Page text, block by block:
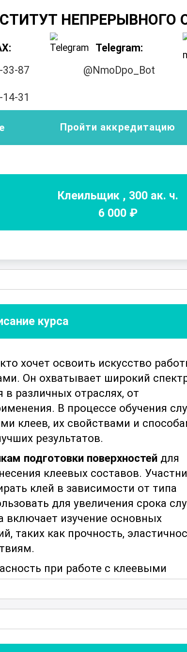
НЕПРЕРЫВНОГО
33-87
31
Telegram:
@NmoDpo_Bot
Пройти аккредитацию
Клеильщик , 300ак. ч.
6 000₽
курса
хочет освоить искусство
Он охватывает широкий
различных отраслях, от
В процессе обучения
клеев, их свойствами и
результатов.
подготовки поверхностей для
клеевых составов.
клей в зависимости от типа
для увеличения срока
изучение основных
таких как прочность,
при работе с клеевыми
правильно использовать
безопасности для
В ходе курса слушатели
и материалах, используемых в